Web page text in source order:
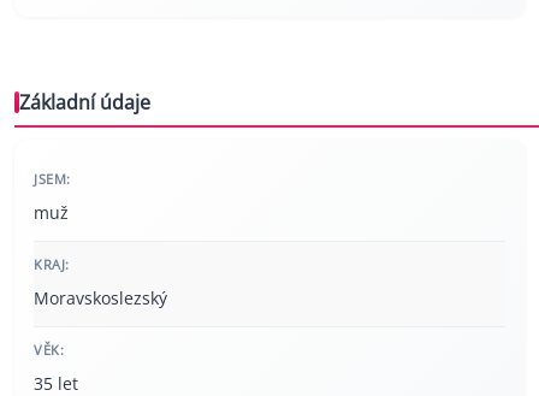
Základní údaje
JSEM:
muž
KRAJ:
Moravskoslezský
VĚK:
35 let